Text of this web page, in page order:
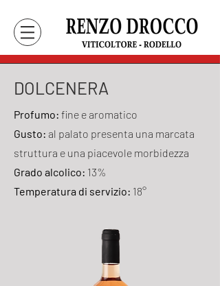
DOLCENERA
Profumo: fine e aromatico
Gusto: al palato presenta una marcata
struttura e una piacevole morbidezza
Grado alcolico: 13%
Temperatura di servizio: 18°